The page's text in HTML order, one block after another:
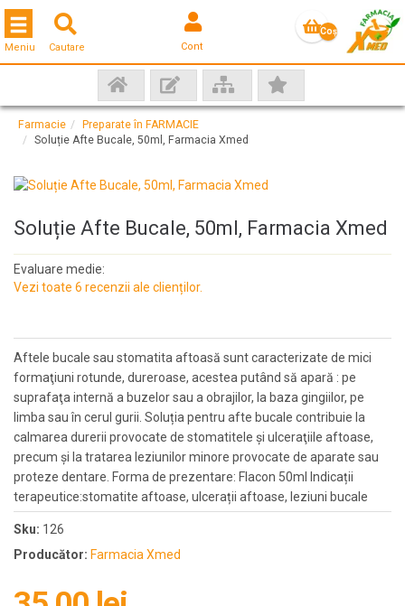
Cautare Cont
Coş
Toggle navigation
Meniu
Farmacie
Preparate în FARMACIE
Soluție Afte Bucale, 50ml, Farmacia Xmed
Soluție Afte Bucale, 50ml, Farmacia Xmed
Evaluare medie:
Vezi toate 6 recenzii ale clienților.
Aftele bucale sau stomatita aftoasă sunt caracterizate de mici
formaţiuni rotunde, dureroase, acestea putând să apară : pe
suprafaţa internă a buzelor sau a obrajilor, la baza gingiilor, pe
limba sau în cerul gurii. Soluția pentru afte bucale contribuie la
calmarea durerii provocate de stomatitele și ulceraţiile aftoase,
precum şi la tratarea leziunilor minore provocate de aparate sau
proteze dentare. Forma de prezentare: Flacon 50ml Indicații
terapeutice:stomatite aftoase, ulcerații aftoase, leziuni bucale
Sku: 126
Producător: Farmacia Xmed